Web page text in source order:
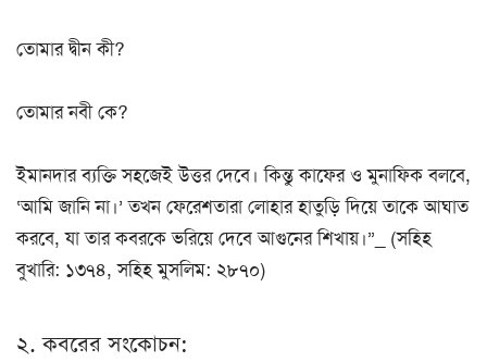
তোমার দ্বীন কী?
তোমার নবী কে?
ইমানদার ব্যক্তি সহজেই উত্তর দেবে। কিন্তু কাফের ও মুনাফিক বলবে,
‘আমি জানি না।’ তখন ফেরেশতারা লোহার হাতুড়ি দিয়ে তাকে আঘাত
করবে, যা তার কবরকে ভরিয়ে দেবে আগুনের শিখায়।”_ (সহিহ
বুখারি: ১৩৭৪, সহিহ মুসলিম: ২৮৭০)
২. কবরের সংকোচন: